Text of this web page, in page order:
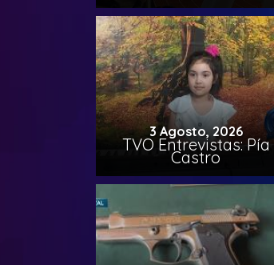
3 Agosto, 2026
TVO Entrevistas: Pía
Castro